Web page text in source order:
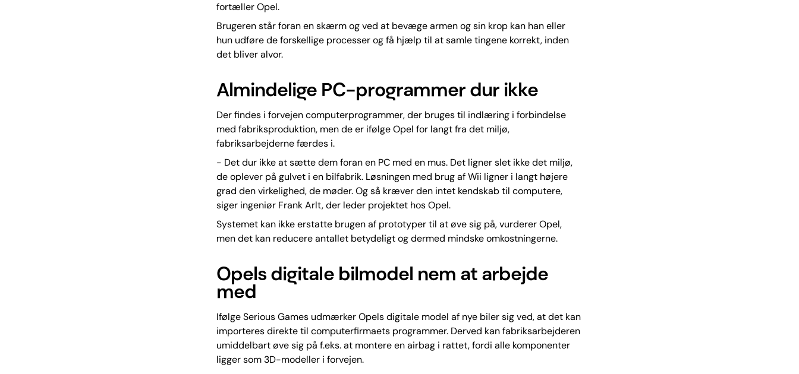
fortæller Opel.
Brugeren står foran en skærm og ved at bevæge armen og sin krop kan han eller
hun udføre de forskellige processer og få hjælp til at samle tingene korrekt, inden
det bliver alvor.
Almindelige PC-programmer dur ikke
Der findes i forvejen computerprogrammer, der bruges til indlæring i forbindelse
med fabriksproduktion, men de er ifølge Opel for langt fra det miljø,
fabriksarbejderne færdes i.
- Det dur ikke at sætte dem foran en PC med en mus. Det ligner slet ikke det miljø,
de oplever på gulvet i en bilfabrik. Løsningen med brug af Wii ligner i langt højere
grad den virkelighed, de møder. Og så kræver den intet kendskab til computere,
siger ingeniør Frank Arlt, der leder projektet hos Opel.
Systemet kan ikke erstatte brugen af prototyper til at øve sig på, vurderer Opel,
men det kan reducere antallet betydeligt og dermed mindske omkostningerne.
Opels digitale bilmodel nem at arbejde
med
Ifølge Serious Games udmærker Opels digitale model af nye biler sig ved, at det kan
importeres direkte til computerfirmaets programmer. Derved kan fabriksarbejderen
umiddelbart øve sig på f.eks. at montere en airbag i rattet, fordi alle komponenter
ligger som 3D-modeller i forvejen.